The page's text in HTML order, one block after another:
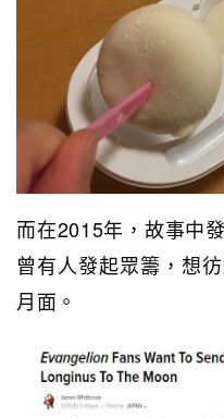
而在2015年，故事中
曾有人發起眾籌，想
月面。